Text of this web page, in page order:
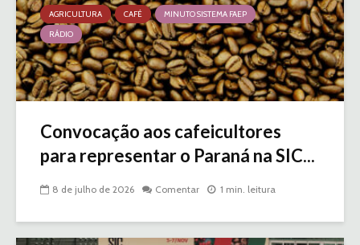
AGRICULTURA CAFÉ
MINUTO SISTEMA FAEP
RÁDIO
Convocação aos cafeicultores
para representar o Paraná na SIC...
8 de julho de 2026 Comentar 1 min. leitura